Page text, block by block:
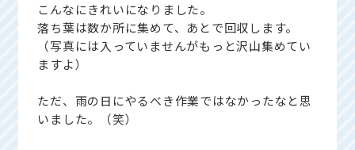
こんなにきれいになりました。
落ち葉は数か所に集めて、あとで回収します。
（写真には入っていませんがもっと沢山集めてい
ますよ）
ただ、雨の日にやるべき作業ではなかったなと思
いました。（笑）